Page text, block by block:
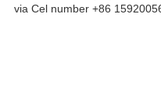
via Cel number +86